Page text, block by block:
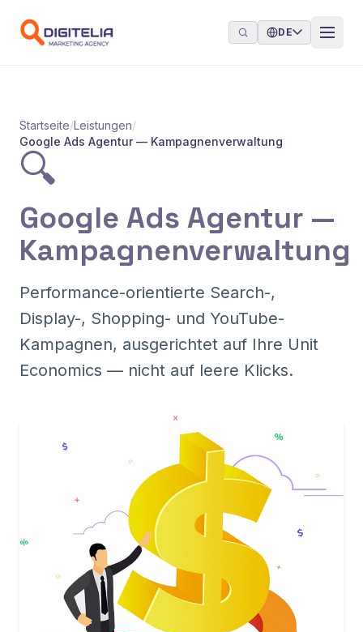
DE
Startseite/Leistungen/
Google Ads Agentur — Kampagnenverwaltung
🔍
Google Ads Agentur —
Kampagnenverwaltung
Performance-orientierte Search-,
Display-, Shopping- und YouTube-
Kampagnen, ausgerichtet auf Ihre Unit
Economics — nicht auf leere Klicks.